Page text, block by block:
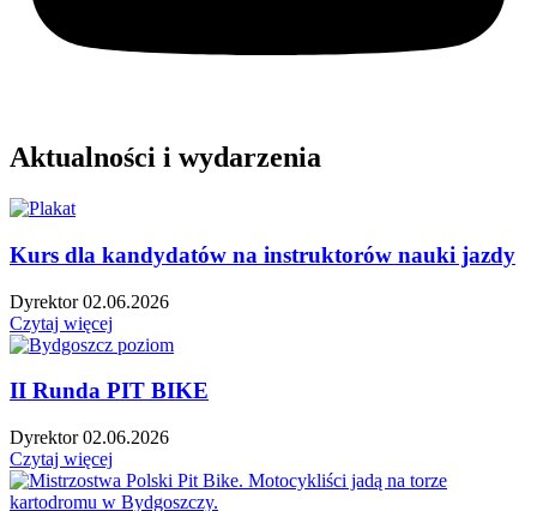
Aktualności i wydarzenia
Kurs dla kandydatów na instruktorów nauki jazdy
Dyrektor02.06.2026
Czytaj więcej
II Runda PIT BIKE
Dyrektor02.06.2026
Czytaj więcej